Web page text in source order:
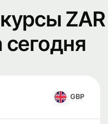
ZAR
GBP